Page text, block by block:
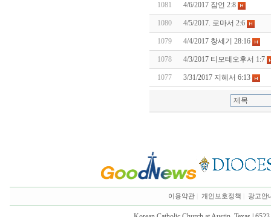
1081 4/6/2017 잠언 2:8
1080 4/5/2017. 로마서 2:6
1079 4/4/2017 창세기 28:16
1078 4/3/2017 티모테오후서 1:7
1077 3/31/2017 지혜서 6:13
이용약관 개인보호정책 광고안